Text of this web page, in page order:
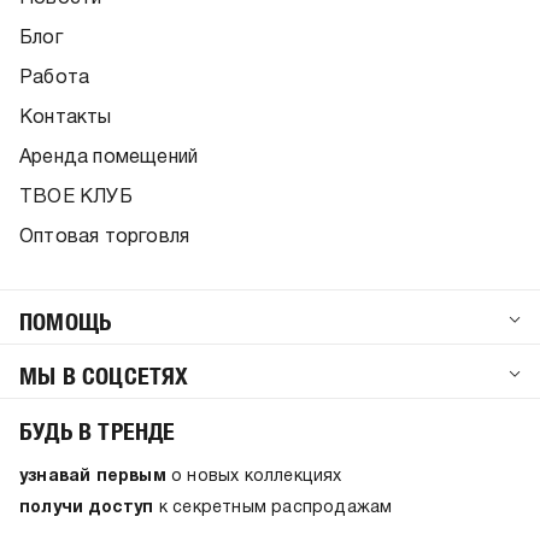
Блог
Работа
Контакты
Аренда помещений
ТВОЕ КЛУБ
Оптовая торговля
ПОМОЩЬ
МЫ В СОЦСЕТЯХ
БУДЬ В ТРЕНДЕ
узнавай первым о новых коллекциях
получи доступ к секретным распродажам